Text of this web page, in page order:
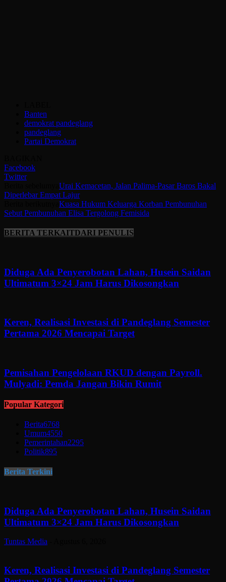
Banten
demokrat pandeglang
pandeglang
Partai Demokrat
Facebook
Twitter
Urai Kemacetan, Jalan Palima-Pasar Baros Bakal
Diperlebar Empat Lajur
Kuasa Hukum Keluarga Korban Pembunuhan
Sebut Pembunuhan Elisa Tergolong Femisida
BERITA TERKAITDARI PENULIS
Diduga Ada Penyerobotan Lahan, Husein Saidan
Ultimatum 3×24 Jam Harus Dikosongkan
Keren, Realisasi Investasi di Pandeglang Semester
Pertama 2026 Mencapai Target
Pemisahan Pengelolaan RKUD dengan Payroll.
Mulyadi: Pemda Jangan Bikin Rumit
Popular Kategori
Berita6768
Umum4550
Pemerintahan2295
Politik895
Berita Terkini
Diduga Ada Penyerobotan Lahan, Husein Saidan
Ultimatum 3×24 Jam Harus Dikosongkan
Tuntas Media
Keren, Realisasi Investasi di Pandeglang Semester